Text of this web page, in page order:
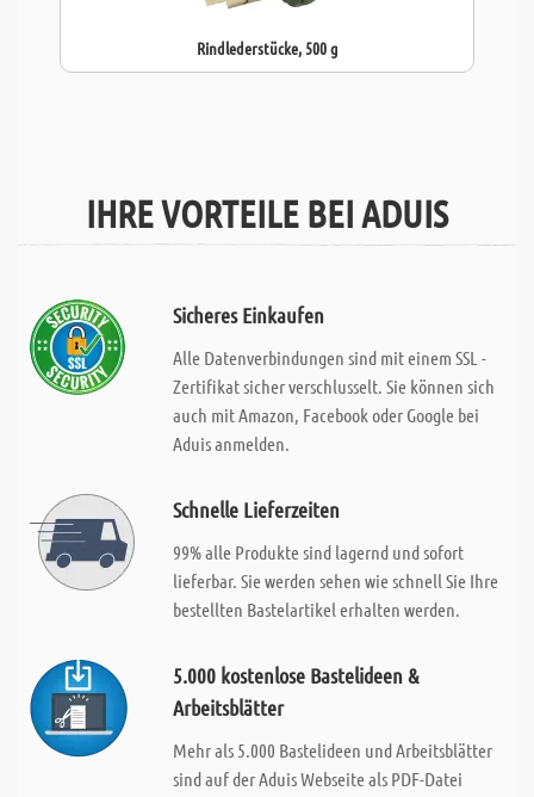
Rindlederstücke, 500 g
IHRE VORTEILE BEI ADUIS
Sicheres Einkaufen
Alle Datenverbindungen sind mit einem SSL -
Zertifikat sicher verschlusselt. Sie können sich
auch mit Amazon, Facebook oder Google bei
Aduis anmelden.
Schnelle Lieferzeiten
99% alle Produkte sind lagernd und sofort
lieferbar. Sie werden sehen wie schnell Sie Ihre
bestellten Bastelartikel erhalten werden.
5.000 kostenlose Bastelideen &
Arbeitsblätter
Mehr als 5.000 Bastelideen und Arbeitsblätter
sind auf der Aduis Webseite als PDF-Datei